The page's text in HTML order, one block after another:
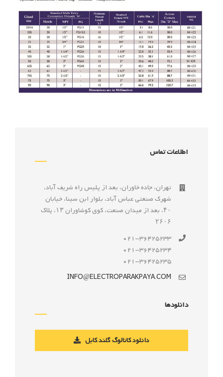
اطلاعات تماس
تهران، جاده خاوران، بعد از پليس راه شريف آباد،
شهرک صنعتى عباس آباد، بلوار ابن سينا، خيابان
۴۰، بعد از ميدان صنعت، كوی كوشاوران ۱۳، پلاک
۲۶۰۶
021-36425233
021-36425234
021-36425235
INFO@ELECTROPARAKPAYA.COM
دانلودها
دانلود کاتالوگ گلند کابل